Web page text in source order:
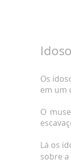
Os
em um
O
Lá os
sobre